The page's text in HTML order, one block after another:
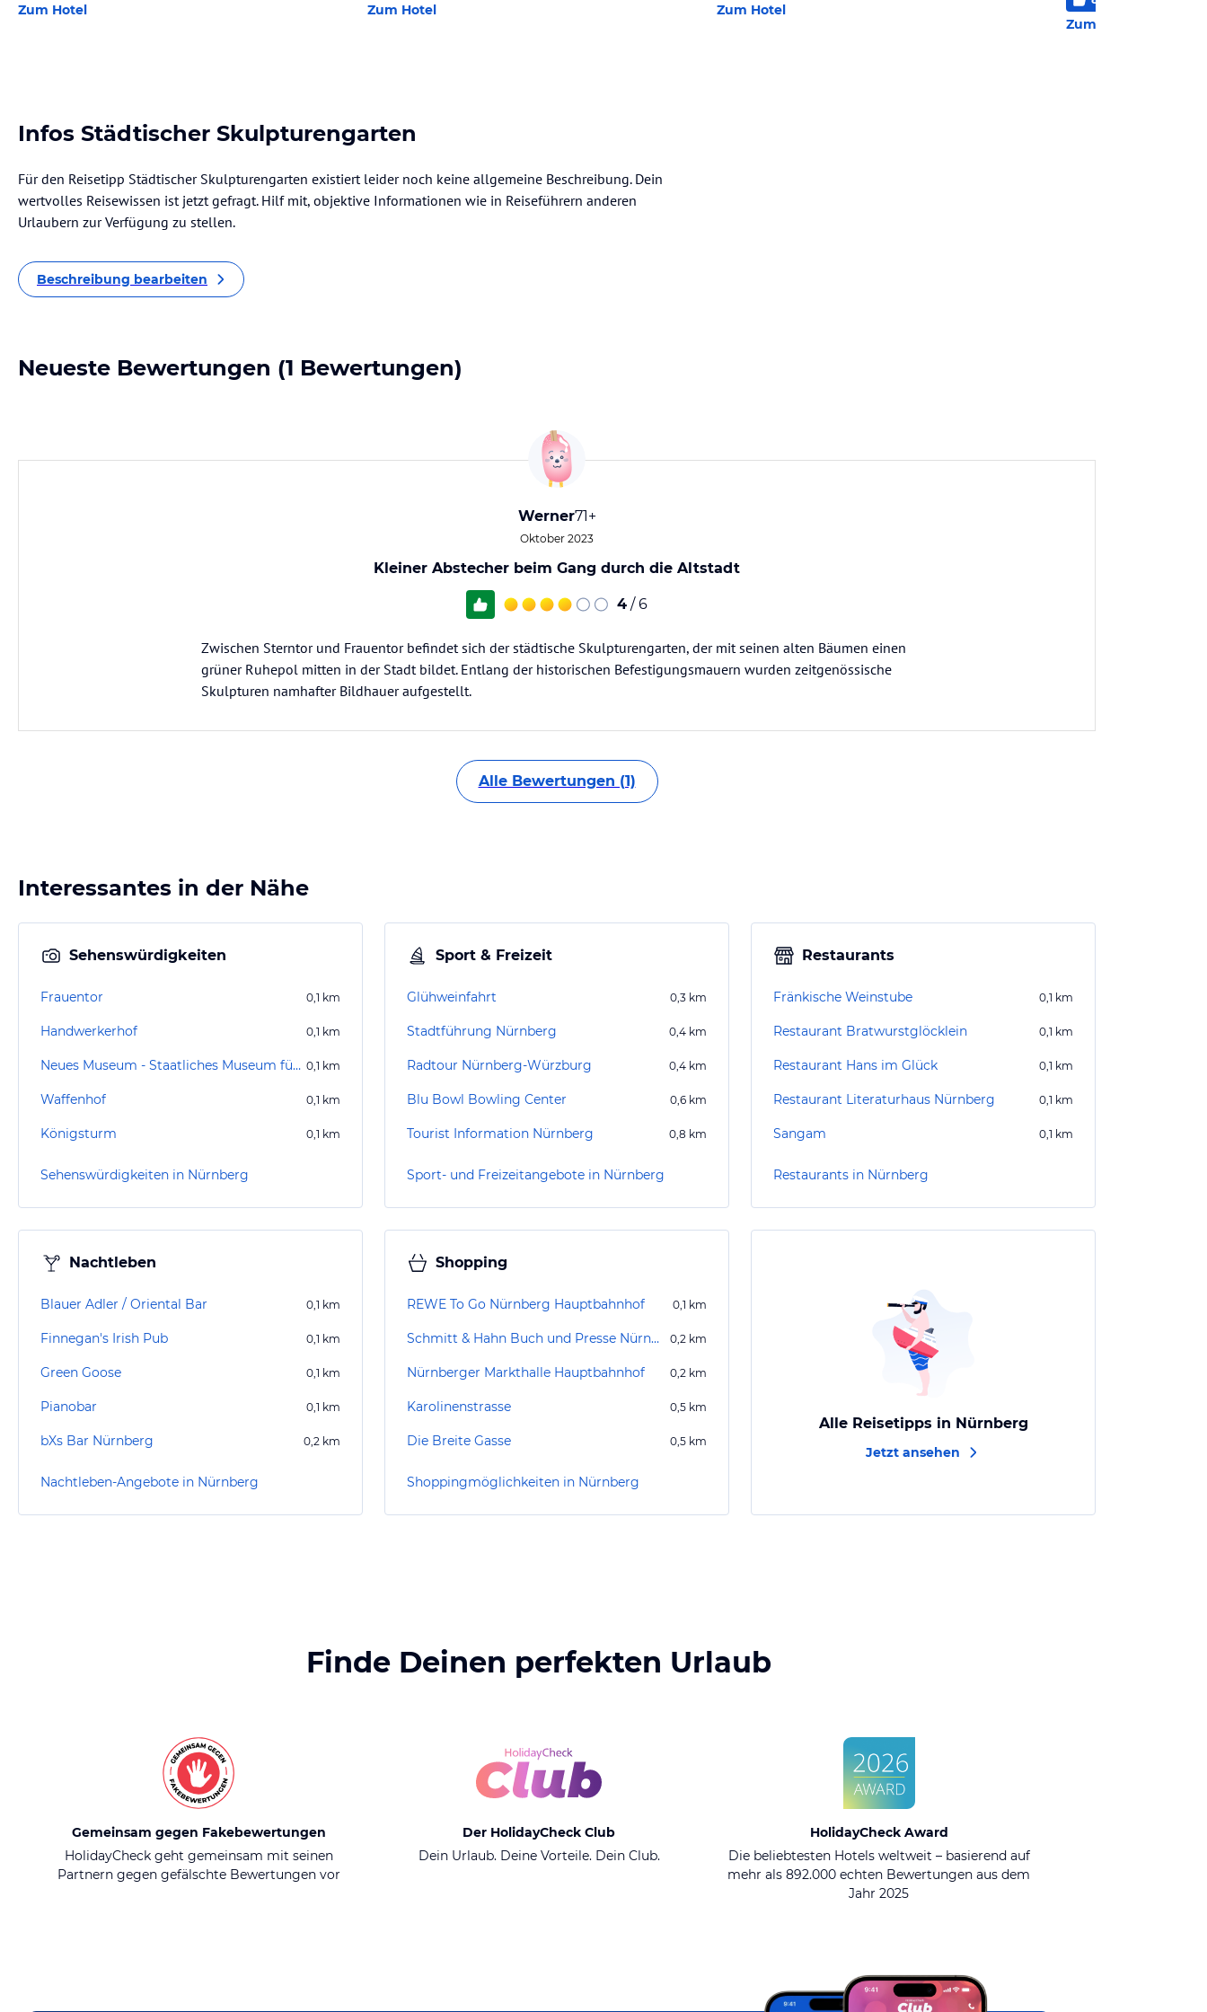
Zum Hotel Zum Hotel Zum Hotel
Zum Hotel
Infos Städtischer Skulpturengarten
Für den Reisetipp Städtischer Skulpturengarten existiert leider noch keine allgemeine Beschreibung. Dein
wertvolles Reisewissen ist jetzt gefragt. Hilf mit, objektive Informationen wie in Reiseführern anderen
Urlaubern zur Verfügung zu stellen.
Beschreibung bearbeiten
Neueste Bewertungen (1 Bewertungen)
Werner71+
Oktober 2023
Kleiner Abstecher beim Gang durch die Altstadt
4 / 6
Zwischen Sterntor und Frauentor befindet sich der städtische Skulpturengarten, der mit seinen alten Bäumen einen
grüner Ruhepol mitten in der Stadt bildet. Entlang der historischen Befestigungsmauern wurden zeitgenössische
Skulpturen namhafter Bildhauer aufgestellt.
Alle Bewertungen (1)
Interessantes in der Nähe
Sehenswürdigkeiten
Frauentor 0,1 km
Handwerkerhof 0,1 km
Neues Museum - Staatliches Museum für Kunst und Design 0,1 km
Waffenhof 0,1 km
Königsturm 0,1 km
Sehenswürdigkeiten in Nürnberg
Sport & Freizeit
Glühweinfahrt 0,3 km
Stadtführung Nürnberg 0,4 km
Radtour Nürnberg-Würzburg 0,4 km
Blu Bowl Bowling Center 0,6 km
Tourist Information Nürnberg 0,8 km
Sport- und Freizeitangebote in Nürnberg
Restaurants
Fränkische Weinstube 0,1 km
Restaurant Bratwurstglöcklein 0,1 km
Restaurant Hans im Glück 0,1 km
Restaurant Literaturhaus Nürnberg 0,1 km
Sangam 0,1 km
Restaurants in Nürnberg
Nachtleben
Blauer Adler / Oriental Bar 0,1 km
Finnegan's Irish Pub 0,1 km
Green Goose 0,1 km
Pianobar 0,1 km
bXs Bar Nürnberg 0,2 km
Nachtleben-Angebote in Nürnberg
Shopping
REWE To Go Nürnberg Hauptbahnhof 0,1 km
Schmitt & Hahn Buch und Presse Nürnberg Bahnhof 0,2 km
Nürnberger Markthalle Hauptbahnhof 0,2 km
Karolinenstrasse 0,5 km
Die Breite Gasse 0,5 km
Shoppingmöglichkeiten in Nürnberg
Alle Reisetipps in Nürnberg
Jetzt ansehen
Finde Deinen perfekten Urlaub
Gemeinsam gegen Fakebewertungen
HolidayCheck geht gemeinsam mit seinen
Partnern gegen gefälschte Bewertungen vor
Der HolidayCheck Club
Dein Urlaub. Deine Vorteile. Dein Club.
HolidayCheck Award
Die beliebtesten Hotels weltweit – basierend auf
mehr als 892.000 echten Bewertungen aus dem
Jahr 2025